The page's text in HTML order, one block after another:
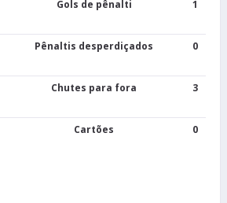
Gols de pênalti 1
Pênaltis desperdiçados 0
Chutes para fora 3
Cartões 0